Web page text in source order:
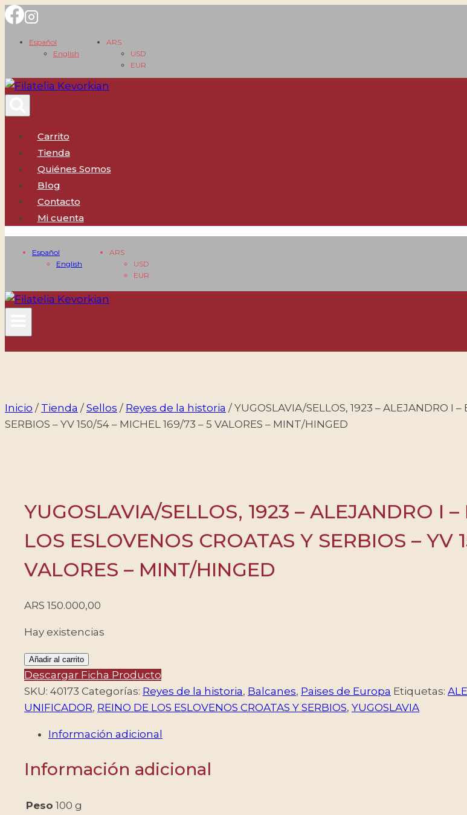
Saltar
contenido
Español
English
ARS
USD
EUR
Carrito
Tienda
Quiénes Somos
Blog
Contacto
Mi cuenta
Español
English
ARS
USD
EUR
Inicio / Tienda / Sellos / Reyes de la historia / YUGOSLAVIA/SELLOS, 1923 – ALEJANDRO I
SERBIOS – YV 150/54 – MICHEL 169/73 – 5 VALORES – MINT/HINGED
YUGOSLAVIA/SELLOS, 1923 – ALEJANDRO I
LOS ESLOVENOS CROATAS Y SERBIOS – YV
VALORES – MINT/HINGED
ARS 150.000,00
Hay existencias
YUGOSLAVIA/SELLOS,
1923
–
ALEJANDRO
UNIFICADOR
REINO
Añadir al carrito
Descargar Ficha Producto
SKU: 40173 Categorías: Reyes de la historia, Balcanes, Paises de Europa Etiquetas:
UNIFICADOR, REINO DE LOS ESLOVENOS CROATAS Y SERBIOS, YUGOSLAVIA
Información adicional
Información adicional
Peso 100 g